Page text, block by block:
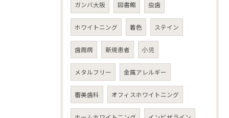
ガンバ大阪 図書館 虫歯
ホワイトニング 着色 ステイン
歯周病 新規患者 小児
メタルフリー 金属アレルギー
審美歯科 オフィスホワイトニング